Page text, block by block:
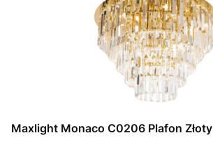
Maxlight Monaco C0206 Plafon Złoty